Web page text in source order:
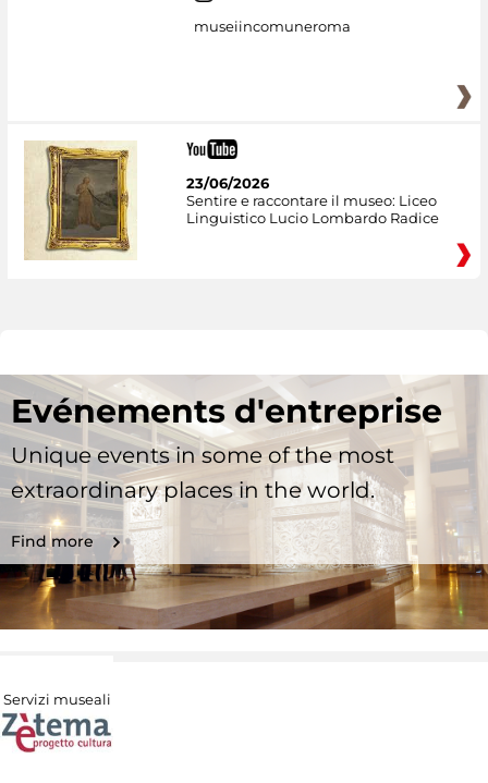
museiincomuneroma
23/06/2026
Sentire e raccontare il museo: Liceo
Linguistico Lucio Lombardo Radice
Evénements d'entreprise
Unique events in some of the most
extraordinary places in the world.
Find more
Servizi museali